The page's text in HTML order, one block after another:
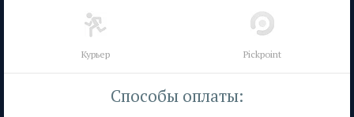
Курьер Pickpoint
Способы оплаты: